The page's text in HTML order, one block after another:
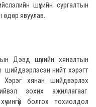
шүүхийн сургалтын
явуулав.
Дээд шүүхийн хяналтын
шийдвэрлэсэн нийт хэрэгт
Хэрэг хянан шийдвэрлэх
зохих ажиллагааг
болгох тохиолдол